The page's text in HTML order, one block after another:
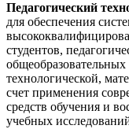
Педагогический
для обеспечения
студентов,
технологической,
счет применения
средств обучения и
учебных